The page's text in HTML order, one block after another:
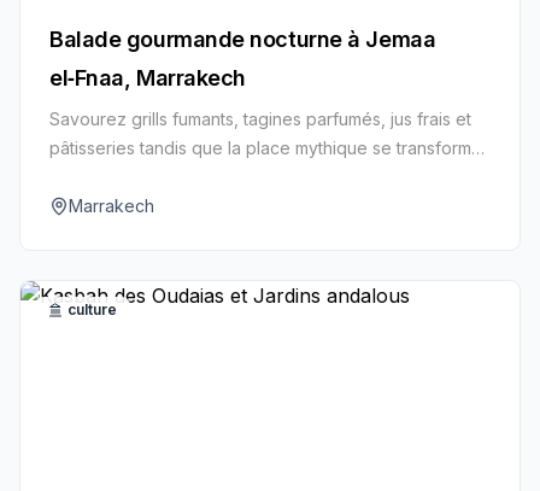
Balade gourmande nocturne à Jemaa
el‑Fnaa, Marrakech
Savourez grills fumants, tagines parfumés, jus frais et
pâtisseries tandis que la place mythique se transforme
Marrakech
culture